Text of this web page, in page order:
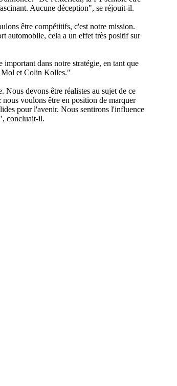
Aucune déception", se réjouit-il.
être compétitifs, c'est notre mission.
automobile, cela a un effet très positif sur
dans notre stratégie, en tant que
Mol et Colin Kolles."
Nous devons être réalistes au sujet de ce
voulons être en position de marquer
pour l'avenir. Nous sentirons l'influence
", concluait-il.